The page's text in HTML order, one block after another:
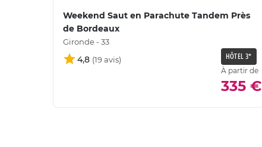
Weekend Saut en Parachute Tandem Près
de Bordeaux
Gironde - 33
4,8 HÔTEL 3*
À partir de
335 €